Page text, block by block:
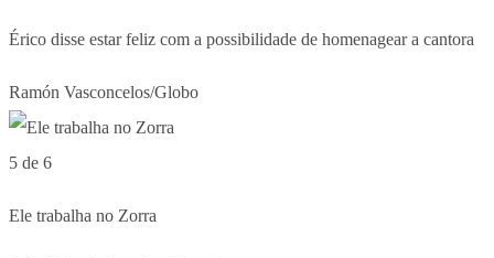
Érico disse estar feliz com a possibilidade de homenagear a cantora
Ramón Vasconcelos/Globo
5 de 6
Ele trabalha no Zorra